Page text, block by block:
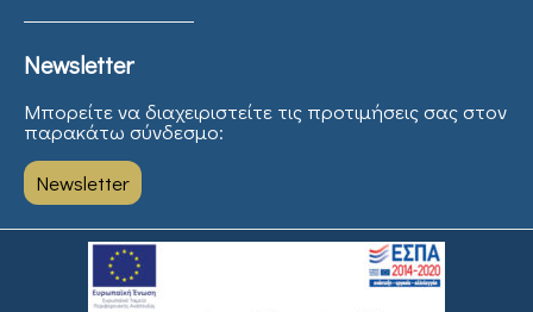
Newsletter
Μπορείτε να διαχειριστείτε τις προτιμήσεις σας στον
παρακάτω σύνδεσμο:
Newsletter